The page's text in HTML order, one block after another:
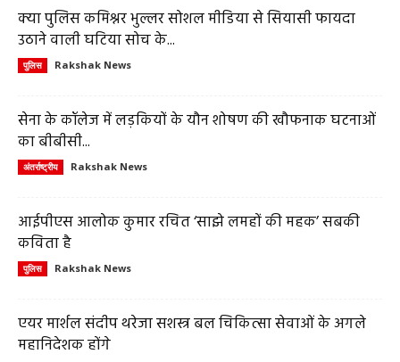
क्या पुलिस कमिश्नर भुल्लर सोशल मीडिया से सियासी फायदा
उठाने वाली घटिया सोच के...
पुलिस Rakshak News
सेना के कॉलेज में लड़कियों के यौन शोषण की खौफनाक घटनाओं
का बीबीसी...
अंतर्राष्ट्रीय Rakshak News
आईपीएस आलोक कुमार रचित ‘साझे लमहों की महक’ सबकी
कविता है
पुलिस Rakshak News
एयर मार्शल संदीप थरेजा सशस्त्र बल चिकित्सा सेवाओं के अगले
महानिदेशक होंगे